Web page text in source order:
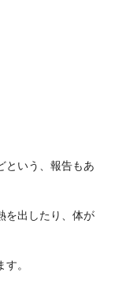
という、報告もあ
を出したり、体が
。